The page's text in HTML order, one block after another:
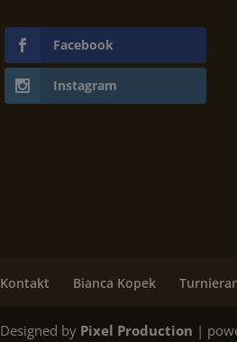
Facebook
Instagram
Kontakt Bianca Kopek
Designed by Pixel Production |